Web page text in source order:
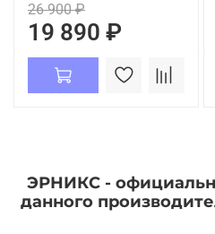
26 900 ₽
19 890 ₽
ЭРНИКС -
данного